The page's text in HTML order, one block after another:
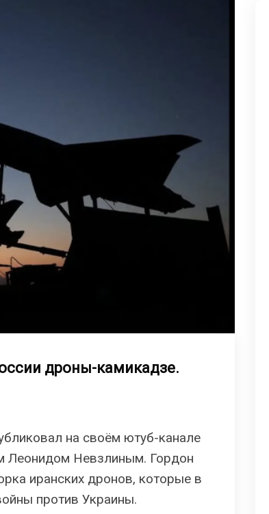
дроны-камикадзе.
на своём ютуб-канале
Леонидом Невзлиным. Гордон
иранских дронов, которые в
против Украины.